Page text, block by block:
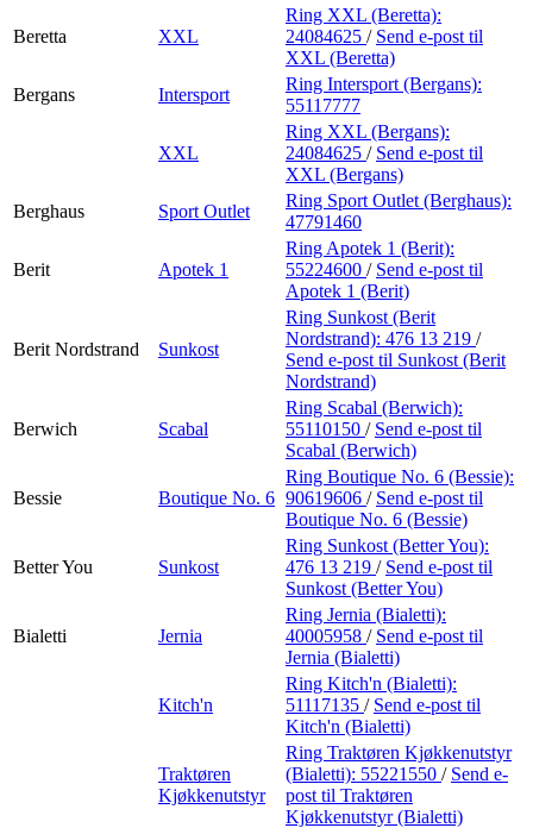
Beretta XXL
Ring XXL (Beretta):
24084625 / Send e-post til
XXL (Beretta)
Bergans
Intersport
Ring Intersport (Bergans):
55117777
XXL
Ring XXL (Bergans):
24084625 / Send e-post til
XXL (Bergans)
Berghaus
Sport Outlet
Ring Sport Outlet (Berghaus):
47791460
Berit Apotek 1
Ring Apotek 1 (Berit):
55224600 / Send e-post til
Apotek 1 (Berit)
Berit Nordstrand Sunkost
Ring Sunkost (Berit
Nordstrand): 476 13 219 /
Send e-post til Sunkost (Berit
Nordstrand)
Berwich Scabal
Ring Scabal (Berwich):
55110150 / Send e-post til
Scabal (Berwich)
Bessie Boutique No. 6
Ring Boutique No. 6 (Bessie):
90619606 / Send e-post til
Boutique No. 6 (Bessie)
Better You Sunkost
Ring Sunkost (Better You):
476 13 219 / Send e-post til
Sunkost (Better You)
Bialetti Jernia
Ring Jernia (Bialetti):
40005958 / Send e-post til
Jernia (Bialetti)
Kitch'n
Ring Kitch'n (Bialetti):
51117135 / Send e-post til
Kitch'n (Bialetti)
Traktøren
Kjøkkenutstyr
Ring Traktøren Kjøkkenutstyr
(Bialetti): 55221550 / Send e-
post til Traktøren
Kjøkkenutstyr (Bialetti)